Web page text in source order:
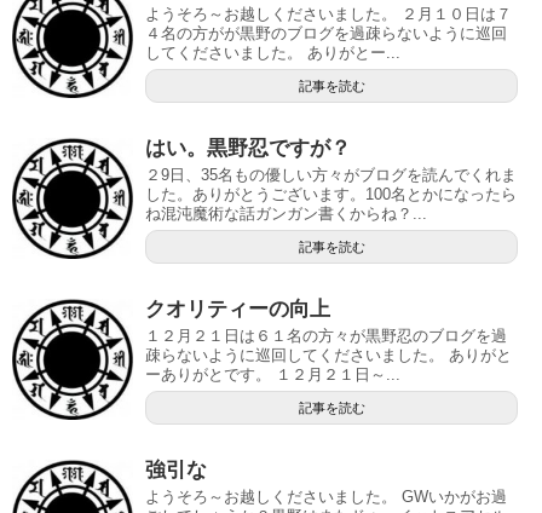
ようそろ～お越しくださいました。 ２月１０日は７
４名の方がが黒野のブログを過疎らないように巡回
してくださいました。 ありがとー...
記事を読む
はい。黒野忍ですが？
２9日、35名もの優しい方々がブログを読んでくれま
した。ありがとうございます。100名とかになったら
ね混沌魔術な話ガンガン書くからね？...
記事を読む
クオリティーの向上
１２月２１日は６１名の方々が黒野忍のブログを過
疎らないように巡回してくださいました。 ありがと
ーありがとです。 １２月２１日～...
記事を読む
強引な
ようそろ～お越しくださいました。 GWいかがお過